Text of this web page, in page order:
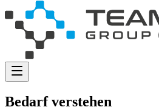
Bedarf verstehen